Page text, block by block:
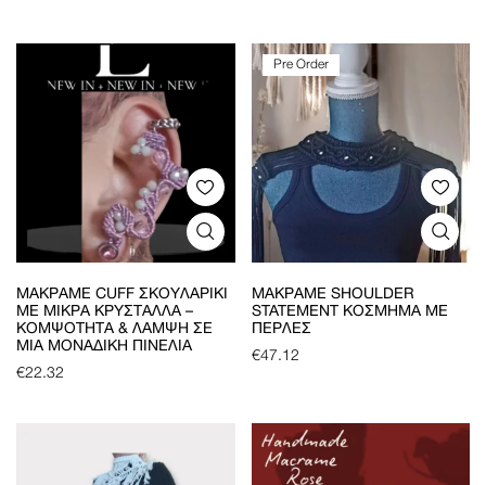
ΜΑΚΡΑΜΈ CUFF ΣΚΟΥΛΑΡΊΚΙ
ΜΕ ΜΙΚΡΆ ΚΡΎΣΤΑΛΛΑ –
ΚΟΜΨΌΤΗΤΑ & ΛΆΜΨΗ ΣΕ
ΜΊΑ ΜΟΝΑΔΙΚΉ ΠΙΝΕΛΙΆ
€22.32
Pre Order
ΜΑΚΡΑΜΈ SHOULDER
STATEMENT ΚΌΣΜΗΜΑ ΜΕ
ΠΈΡΛΕΣ
€47.12